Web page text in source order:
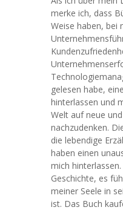
merke ich, dass
Weise haben, bei
gelesen habe,
hinterlassen und
Welt auf neue
nachzudenken.
die lebendige
haben einen
mich
Geschichte, es
meiner Seele in
ist. Das Buch